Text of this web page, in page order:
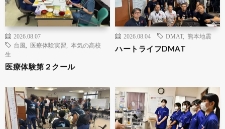
2026.08.07
台風
医療体験実習
本気の高校
生
医療体験第２クール
2026.08.04 DMAT, 熊本地震
ハートライフDMAT